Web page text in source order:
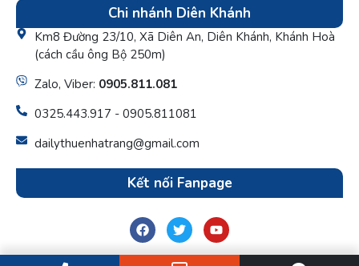
Chi nhánh Diên Khánh
Km8 Đường 23/10, Xã Diên An, Diên Khánh, Khánh Hoà
(cách cầu ông Bộ 250m)
Zalo, Viber: 0905.811.081
0325.443.917 - 0905.811081
dailythuenhatrang@gmail.com
Kết nối Fanpage